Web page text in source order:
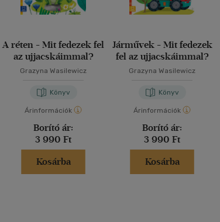
A réten - Mit fedezek fel
az ujjacskáimmal?
Grazyna Wasilewicz
Könyv
Árinformációk
Borító ár:
3 990 Ft
Kosárba
Járművek - Mit fedezek
fel az ujjacskáimmal?
Grazyna Wasilewicz
Könyv
Árinformációk
Borító ár:
3 990 Ft
Kosárba